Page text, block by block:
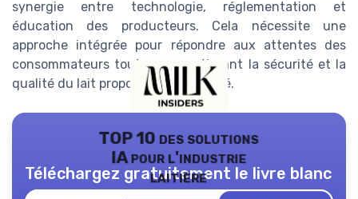
synergie entre technologie, réglementation et
éducation des producteurs. Cela nécessite une
approche intégrée pour répondre aux attentes des
consommateurs tout en garantissant la sécurité et la
qualité du lait proposé sur le marché.
TOP 10 des solutions
IA pour l'industrie
laitière
Téléchargez gratuitement le livre blanc